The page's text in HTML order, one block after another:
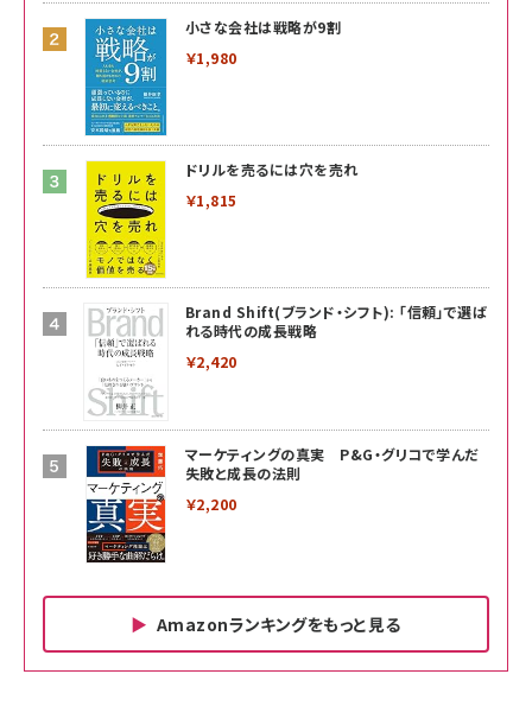
小さな会社は戦略が9割
￥1,980
ドリルを売るには穴を売れ
￥1,815
Brand Shift(ブランド・シフト): 「信頼」で選ば
れる時代の成長戦略
￥2,420
マーケティングの真実 P&G・グリコで学んだ
失敗と成長の法則
￥2,200
Amazonランキングをもっと見る